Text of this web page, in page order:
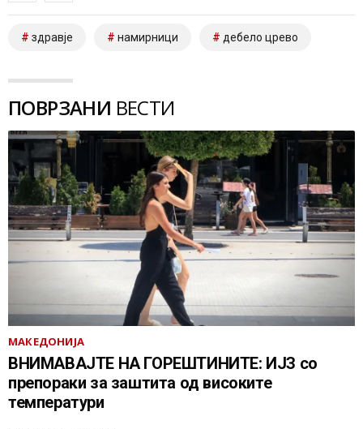
здравје намирници дебело црево
ПОВРЗАНИ ВЕСТИ
МАКЕДОНИЈА
ВНИМАВАЈТЕ НА ГОРЕШТИНИТЕ: ИЈЗ со
препораки за заштита од високите
температури